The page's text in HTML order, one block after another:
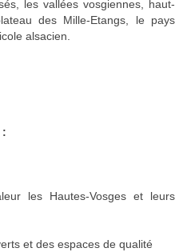
les vallées vosgiennes, haut-
des Mille-Etangs, le pays
alsacien.
:
les Hautes-Vosges et leurs
et des espaces de qualité